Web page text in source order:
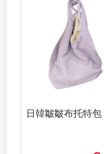
日韓皺皺布托特包